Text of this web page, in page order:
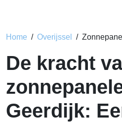
Home Overijssel
De kracht
Geerdijk: